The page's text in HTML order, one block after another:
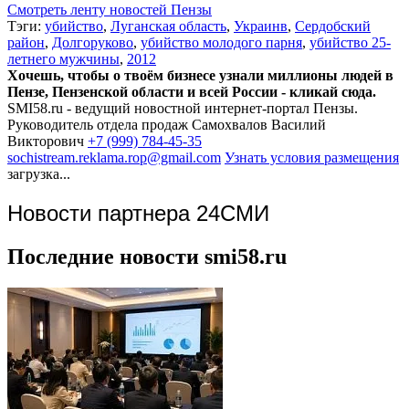
Смотреть ленту новостей Пензы
Тэги: убийство, Луганская область, Украинв, Сердобский
район, Долгоруково, убийство молодого парня, убийство 25-
летнего мужчины, 2012
Хочешь, чтобы о твоём бизнесе узнали миллионы людей в
Пензе, Пензенской области и всей России - кликай сюда.
SMI58.ru - ведущий новостной интернет-портал Пензы.
Руководитель отдела продаж Самохвалов Василий
Викторович +7 (999) 784-45-35
sochistream.reklama.rop@gmail.com Узнать условия размещения
загрузка...
Новости партнера 24СМИ
Последние новости smi58.ru